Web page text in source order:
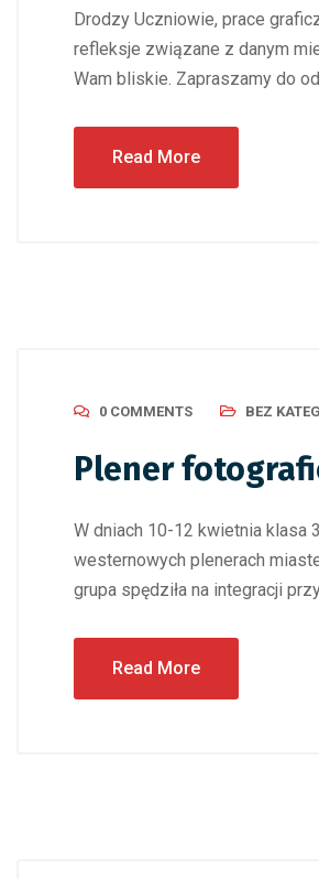
Drodzy Uczniowie, prace
refleksje związane z danym
Wam bliskie. Zapraszamy do
Read More
0 COMMENTS BEZ
Plener
W dniach 10-12 kwietnia klasa
westernowych plenerach
grupa spędziła na integracji
Read More